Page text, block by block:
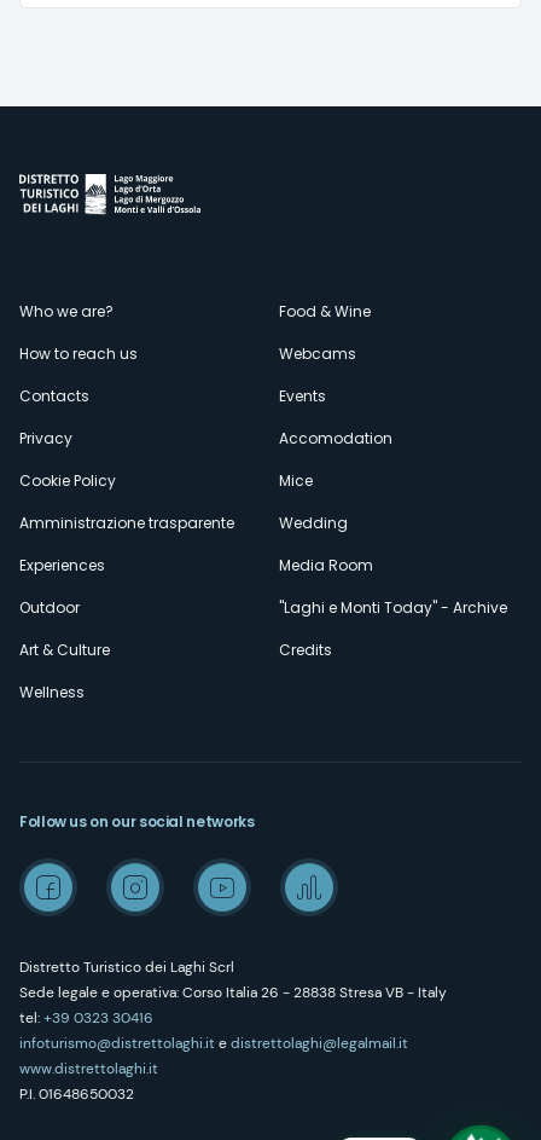
Menù
secondario
Who we are?
How to reach us
Contacts
Privacy
Cookie Policy
Amministrazione trasparente
Experiences
Outdoor
Art & Culture
Wellness
Food & Wine
Webcams
Events
Accomodation
Mice
Wedding
Media Room
"Laghi e Monti Today" - Archive
Credits
Distretto Turistico dei Laghi Scrl
Sede legale e operativa: Corso Italia 26 - 28838 Stresa VB - Italy
tel:+39 0323 30416
infoturismo@distrettolaghi.itedistrettolaghi@legalmail.it
www.distrettolaghi.it
P.I. 01648650032
Follow us on our social networks